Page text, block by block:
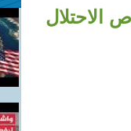
الاحتلال